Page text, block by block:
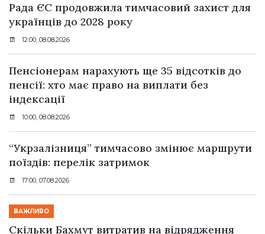
Рада ЄС продовжила тимчасовий захист для
українців до 2028 року
12:00, 08.08.2026
Пенсіонерам нарахують ще 35 відсотків до
пенсії: хто має право на виплати без
індексації
10:00, 08.08.2026
“Укрзалізниця” тимчасово змінює маршрути
поїздів: перелік затримок
17:00, 07.08.2026
ВАЖЛИВО
Скільки Бахмут витратив на відрядження